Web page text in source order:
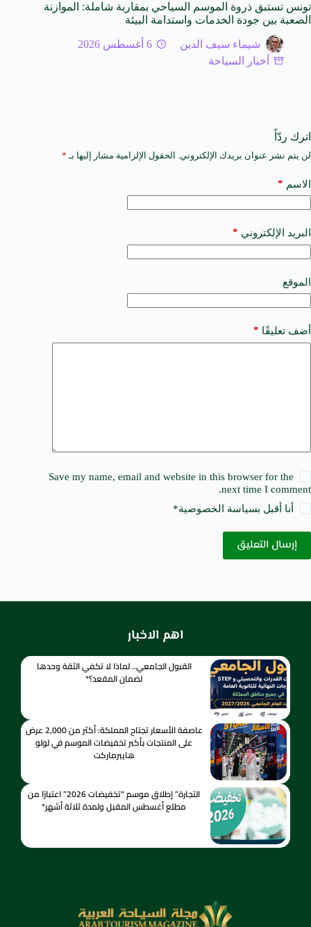
تونس تستبق ذروة الموسم السياحي بمقاربة شاملة: الموازنة
الصعبة بين جودة الخدمات واستدامة البيئة
شيماء سيف الدين
6 أغسطس 2026
أخبار السياحة
اترك ردّاً
لن يتم نشر عنوان بريدك الإلكتروني. الحقول الإلزامية مشار إليها بـ *
الاسم *
البريد الإلكتروني *
الموقع
أضف تعليقًا *
Save my name, email and website in this browser for the
next time I comment.
أنا أقبل بسياسة الخصوصية*
إرسال التعليق
A
t
e
a
t
i
e
:
اهم الاخبار
القبول الجامعي.. لماذا لا تكفي الثقة وحدها
لضمان المقعد؟*
عاصفة الأسعار تجتاح المملكة: أكثر من 2,000 عرض
على المنتجات بأكبر تخفيضات الموسم في لولو
هايبرماركت
التجارة” إطلاق موسم “تخفيضات 2026” اعتبارًا من
مطلع أغسطس المقبل ولمدة ثلاثة أشهر*